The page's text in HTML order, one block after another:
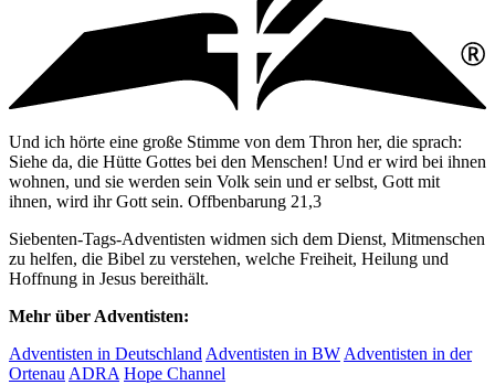
Und ich hörte eine große Stimme von dem Thron her, die sprach:
Siehe da, die Hütte Gottes bei den Menschen! Und er wird bei ihnen
wohnen, und sie werden sein Volk sein und er selbst, Gott mit
ihnen, wird ihr Gott sein. Offbenbarung 21,3
Siebenten-Tags-Adventisten widmen sich dem Dienst, Mitmenschen
zu helfen, die Bibel zu verstehen, welche Freiheit, Heilung und
Hoffnung in Jesus bereithält.
Mehr über Adventisten:
Adventisten in Deutschland Adventisten in BW Adventisten in der
Ortenau ADRA Hope Channel